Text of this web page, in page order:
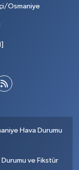
Osmaniye
Hava Durumu
Durumu ve Fikstür